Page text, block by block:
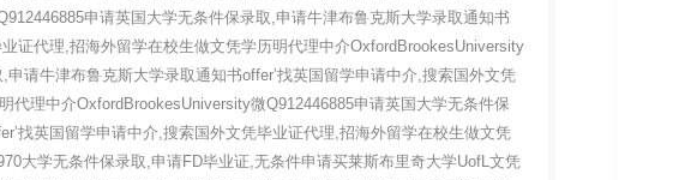
申请英国大学无条件保录取,申请牛津布鲁克斯大学录取通知书
证代理,招海外留学在校生做文凭学历明代理中介OxfordBrookesUniversity
请牛津布鲁克斯大学录取通知书offer’找英国留学申请中介,搜索国外文凭
代理中介OxfordBrookesUniversity微Q912446885申请英国大学无条件保
找英国留学申请中介,搜索国外文凭毕业证代理,招海外留学在校生做文凭
大学无条件保录取,申请FD毕业证,无条件申请买莱斯布里奇大学UofL文凭